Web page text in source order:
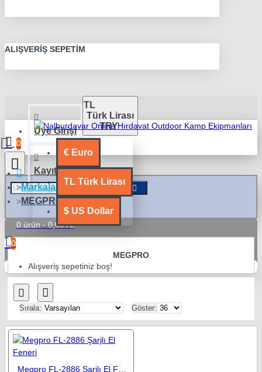
ALIŞVERIŞ SEPETIM
Üye Girişi
Kayıt Ol
TL
Türk Lirası
TRY
€ Euro
TL Türk Lirası
$ US Dollar
0
0 ürün - 0,00TL
0
Alışveriş sepetiniz boş!
Markalar
MEGPRO
MEGPRO
Sırala: Göster: